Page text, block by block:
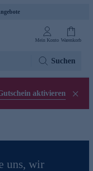
Mein Konto Warenkorb
Suchen
aktivieren
uns, wir